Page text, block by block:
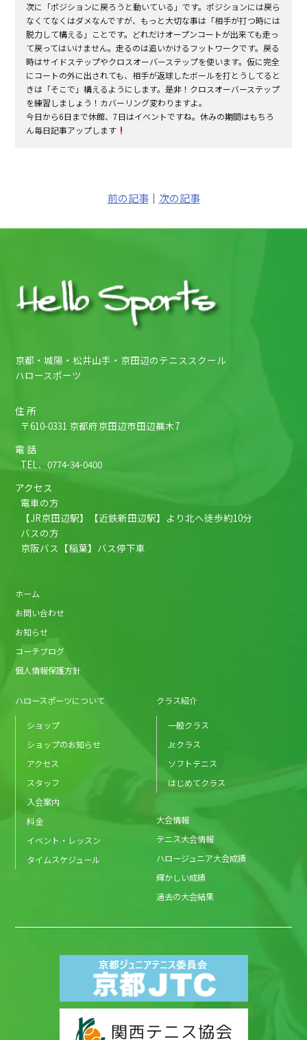
次に「ポジションに戻ろうと動いている」です。ポジションには戻ら
なくてなくはダメなんですが、もっと大切な事は「相手が打つ時には
脱力して構える」ことです。どれだけオープンコートが出来ても走っ
て戻ってはいけません。走るのは追いかけるフットワークです。戻る
時はサイドステップやクロスオーバーステップを使います。仮に完全
にコートの外に出されても、相手が返球したボールを打とうしてると
きは「そこで」構えるようにします。是非！クロスオーバーステップ
を練習しましょう！カバーリング変わりますよ。
今日から6日まで休館、7日はイベントですね。休みの期間はもちろ
ん毎日記事アップします
前の記事｜ 次の記事
京都・城陽・松井山手・京田辺のテニススクール
ハロースポーツ
住 所
〒610-0331 京都府京田辺市田辺蕪木7
電 話
TEL．0774-34-0400
アクセス
電車の方
【JR京田辺駅】【近鉄新田辺駅】より北へ徒歩約10分
バスの方
京阪バス【稲葉】バス停下車
ホーム
お問い合わせ
お知らせ
コーチブログ
個人情報保護方針
ハロースポーツについて
ショップ
ショップのお知らせ
アクセス
スタッフ
入会案内
料金
イベント・レッスン
タイムスケジュール
クラス紹介
一般クラス
Jr.クラス
ソフトテニス
はじめてクラス
大会情報
テニス大会情報
ハロージュニア大会成績
輝かしい成績
過去の大会結果